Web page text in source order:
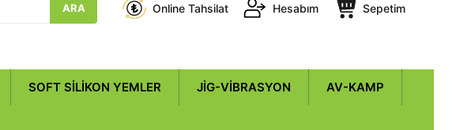
ARA Online Tahsilat Hesabım Sepetim
SOFT SILIKON YEMLER JIG-VIBRASYON AV-KAMP